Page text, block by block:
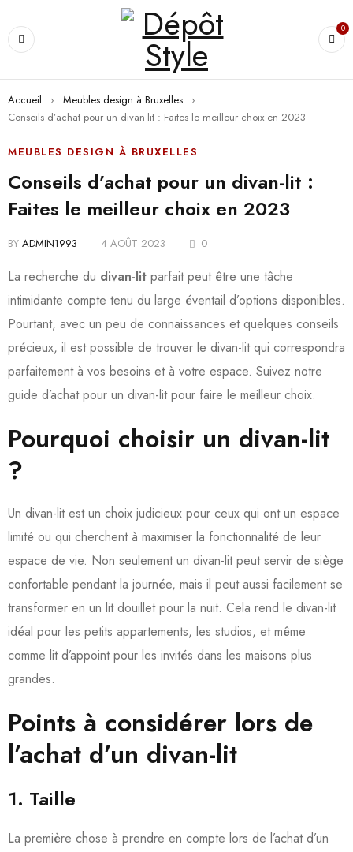
0
Accueil › Meubles design à Bruxelles
›
Conseils d’achat pour un divan-lit : Faites le meilleur choix en 2023
MEUBLES DESIGN À BRUXELLES
Conseils d’achat pour un divan-lit :
Faites le meilleur choix en 2023
BY ADMIN1993 4 AOÛT 2023 0
La recherche du divan-lit parfait peut être une tâche
intimidante compte tenu du large éventail d’options disponibles.
Pourtant, avec un peu de connaissances et quelques conseils
précieux, il est possible de trouver le divan-lit qui correspondra
parfaitement à vos besoins et à votre espace. Suivez notre
guide d’achat pour un divan-lit pour faire le meilleur choix.
Pourquoi choisir un divan-lit
?
Un divan-lit est un choix judicieux pour ceux qui ont un espace
limité ou qui cherchent à maximiser la fonctionnalité de leur
espace de vie. Non seulement un divan-lit peut servir de siège
confortable pendant la journée, mais il peut aussi facilement se
transformer en un lit douillet pour la nuit. Cela rend le divan-lit
idéal pour les petits appartements, les studios, et même
comme lit d’appoint pour les invités dans les maisons plus
grandes.
Points à considérer lors de
l’achat d’un divan-lit
1. Taille
La première chose à prendre en compte lors de l’achat d’un